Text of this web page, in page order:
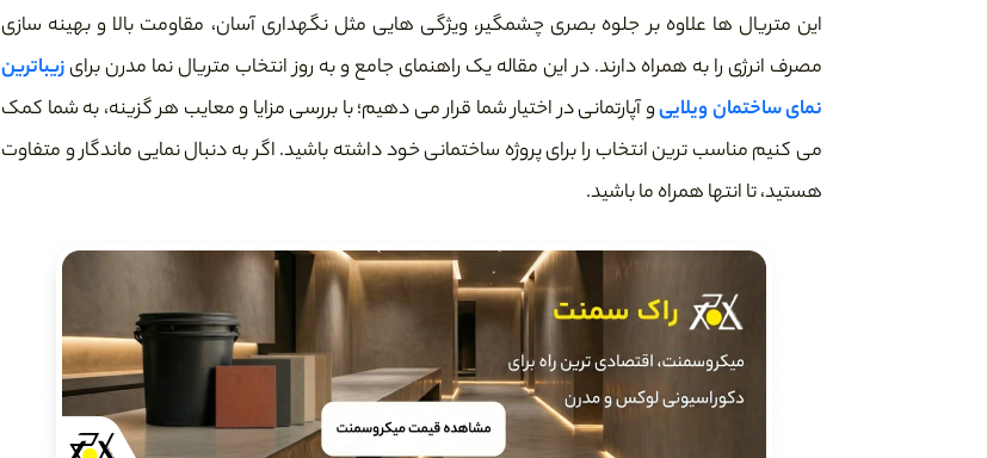
این متریال ها علاوه بر جلوه بصری چشمگیر، ویژگی هایی مثل نگهداری آسان، مقاومت بالا و بهینه سازی
مصرف انرژی را به همراه دارند. در این مقاله یک راهنمای جامع و به روز انتخاب متریال نما مدرن برایزیباترین
نمای ساختمان ویلاییو آپارتمانی در اختیار شما قرار می دهیم؛ با بررسی مزایا و معایب هر گزینه، به شما کمک
می کنیم مناسب ترین انتخاب را برای پروژه ساختمانی خود داشته باشید. اگر به دنبال نمایی ماندگار و متفاوت
هستید، تا انتها همراه ما باشید.